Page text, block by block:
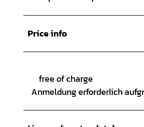
Price info
free of charge
Anmeldung erforderlich